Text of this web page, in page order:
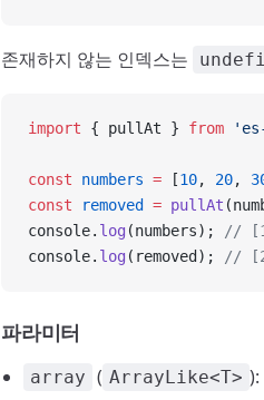
존재하지 않는 인덱스는
import { pullAt } from
const numbers = [10, 20,
const removed = pullAt
console. log (numbers);
//
console. log (removed); //
파라미터
array ( ArrayLike<T>